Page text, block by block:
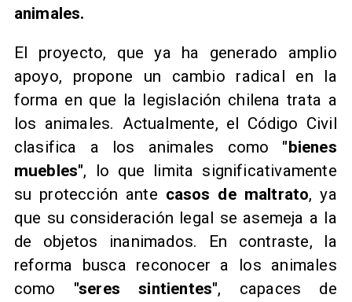
animales.
El proyecto, que ya ha generado amplio
apoyo, propone un cambio radical en la
forma en que la legislación chilena trata a
los animales. Actualmente, el Código Civil
clasifica a los animales como "bienes
muebles", lo que limita significativamente
su protección ante casos de maltrato, ya
que su consideración legal se asemeja a la
de objetos inanimados. En contraste, la
reforma busca reconocer a los animales
como "seres sintientes", capaces de